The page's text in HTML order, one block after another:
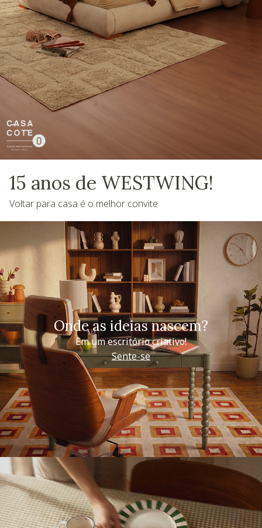
15 anos de WESTWING!
Voltar para casa é o melhor convite
Onde as ideias nascem?
Em um escritório criativo!
Sente-se